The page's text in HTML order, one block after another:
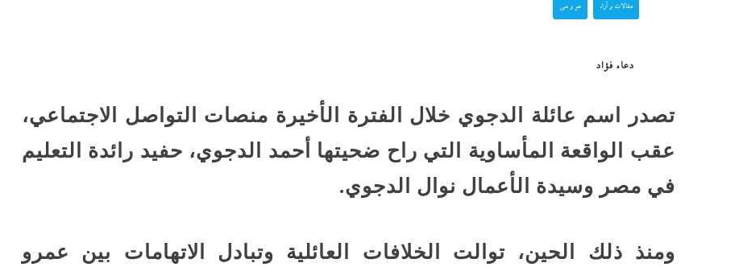
الفيديوهات المسيئة”؟
ونتنياهو الثلاثاء
جنون المتوسط الغامض: موجة
غرق وإغلاق شواطئ وحرائق
الجار الملاصق لشقة جريمة
محمد شاهين يسطر من غزة:
الجيش السوداني يعرض غنائم
مقالات و أراء هو و هي
دعاء فؤاد
تصدر اسم عائلة الدجوي خلال الفترة الأخيرة منصات التواصل الاجتماعي،
عقب الواقعة المأساوية التي راح ضحيتها أحمد الدجوي، حفيد رائدة التعليم
في مصر وسيدة الأعمال نوال الدجوي.
ومنذ ذلك الحين، توالت الخلافات العائلية وتبادل الاتهامات بين عمرو